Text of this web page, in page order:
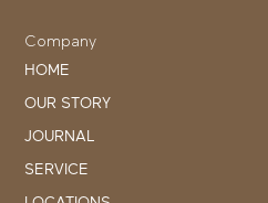
Company
HOME
OUR STORY
JOURNAL
SERVICE